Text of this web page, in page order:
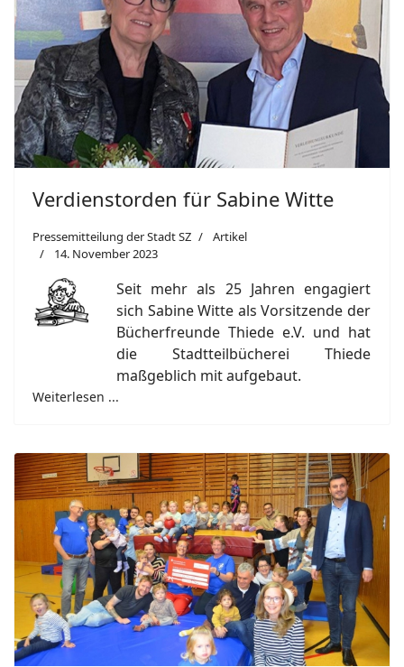
Verdienstorden für Sabine Witte
Pressemitteilung der Stadt SZ
Artikel
14. November 2023
Seit mehr als 25 Jahren engagiert
sich Sabine Witte als Vorsitzende der
Bücherfreunde Thiede e.V. und hat
die Stadtteilbücherei Thiede
maßgeblich mit aufgebaut.
Weiterlesen ...